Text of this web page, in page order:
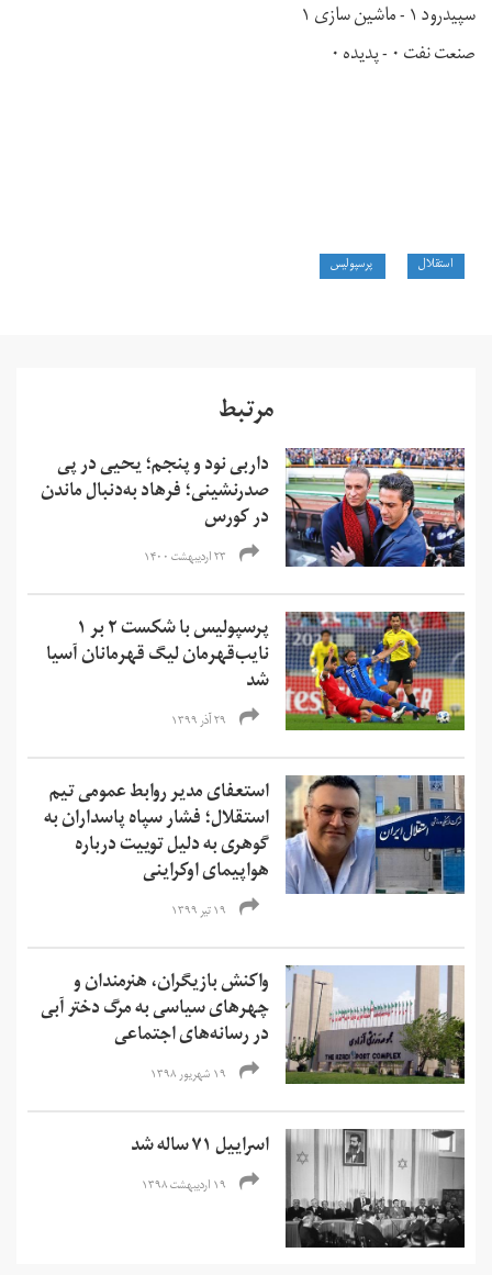
سپیدرود ۱ - ماشین سازی ۱
صنعت نفت ۰ - پدیده ۰
استقلال پرسپولیس
مرتبط
داربی نود و پنجم؛ یحیی در پی
صدرنشینی؛ فرهاد به‌دنبال ماندن
در کورس
۲۳ اردیبهشت ۱۴۰۰
پرسپولیس با شکست ۲ بر ۱
نایب‌قهرمان لیگ قهرمانان آسیا
شد
۲۹ آذر ۱۳۹۹
استعفای مدیر روابط عمومی تیم
استقلال؛ فشار سپاه پاسداران به
گوهری به دلیل توییت‌ درباره
هواپیمای اوکراینی
۱۹ تیر ۱۳۹۹
واکنش بازیگران، هنرمندان و
چهر‌های سیاسی به مرگ دختر آبی
در رسانه‌های اجتماعی
۱۹ شهریور ۱۳۹۸
اسراییل ۷۱ ساله شد
۱۹ اردیبهشت ۱۳۹۸